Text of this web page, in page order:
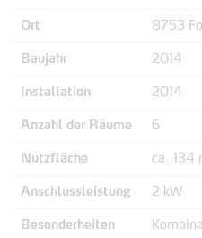
Ort 8753
Baujahr 2014
Installation 2014
Anzahl der Räume 6
Nutzfläche ca. 134
Anschlussleistung 2 kW
Besonderheiten